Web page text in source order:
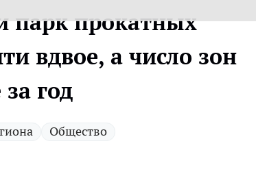
парк прокатных
вдвое, а число зон
год
Общество